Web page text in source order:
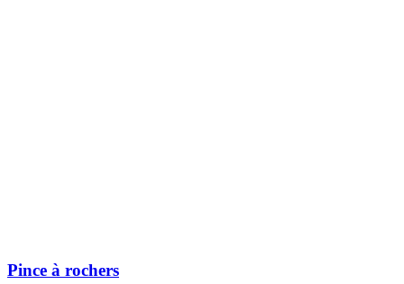
Pince à rochers